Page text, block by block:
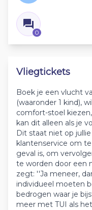
0
Vliegtickets
Boek je een vlucht
(waaronder 1 kind),
comfort-stoel
kan dit alleen als je
Dit staat niet op
klantenservice om
geval is, om
te worden door een
zegt: ''Ja meneer,
individueel moeten
bedrogen waar je
meer met TUI als